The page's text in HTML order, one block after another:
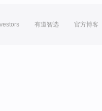
有道智选 官方博客